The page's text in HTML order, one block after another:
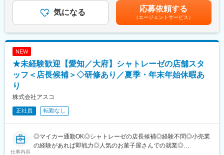
・製造プロセスの効率化・自動化推進
・品質向上に向けた工程管理および改善活動
■社内転職制度：
定期的な社員面談で社員のキャリアアップを支援することによ
り、社員の「もっと」を叶える制度となっています。
ヨコタアカデミーとは、日々の業務をこなしながらキャリアアッ
プ・キャリアチェンジを目指すことができる研修制度です。
気になる 応募依頼する
（エージェントサービス）
NEW
★未経験歓迎【愛知／大府】シャトレーゼの店舗スタ
ッフ＜店長候補＞◇研修あり／夏季・年末年始休暇あ
り
株式会社アスコ
正社員 転勤なし
仕事内容
◎マイカー通勤OK◎シャトレーゼの店長候補◎経験不問◎小売業
の経験があれば即戦力◎人気のお菓子屋さんでの就業◎